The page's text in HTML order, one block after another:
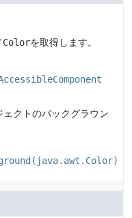
Colorを取得します。
クトのバックグラウン